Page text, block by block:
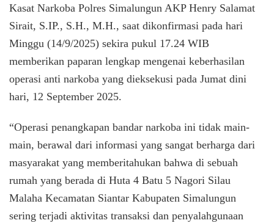
Kasat Narkoba Polres Simalungun AKP Henry Salamat
Sirait, S.IP., S.H., M.H., saat dikonfirmasi pada hari
Minggu (14/9/2025) sekira pukul 17.24 WIB
memberikan paparan lengkap mengenai keberhasilan
operasi anti narkoba yang dieksekusi pada Jumat dini
hari, 12 September 2025.
“Operasi penangkapan bandar narkoba ini tidak main-
main, berawal dari informasi yang sangat berharga dari
masyarakat yang memberitahukan bahwa di sebuah
rumah yang berada di Huta 4 Batu 5 Nagori Silau
Malaha Kecamatan Siantar Kabupaten Simalungun
sering terjadi aktivitas transaksi dan penyalahgunaan